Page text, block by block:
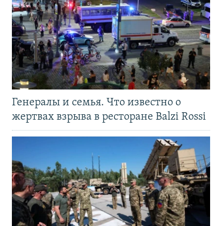
Генералы и семья. Что известно о
жертвах взрыва в ресторане Balzi Rossi